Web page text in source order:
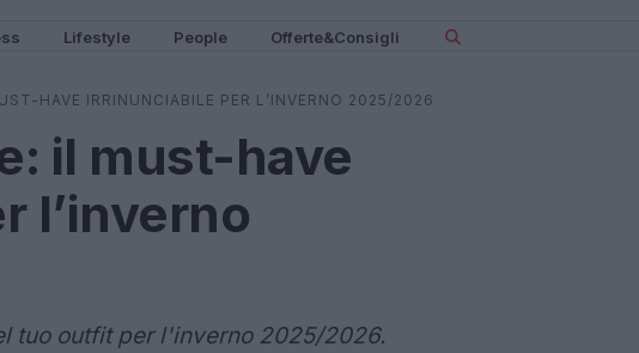
Lifestyle People Offerte&Consigli
HAVE IRRINUNCIABILE PER L’INVERNO 2025/2026
il must-have
l’inverno
tuo outfit per l'inverno 2025/2026.